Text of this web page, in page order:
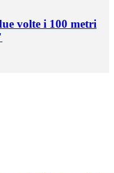
volte i 100 metri